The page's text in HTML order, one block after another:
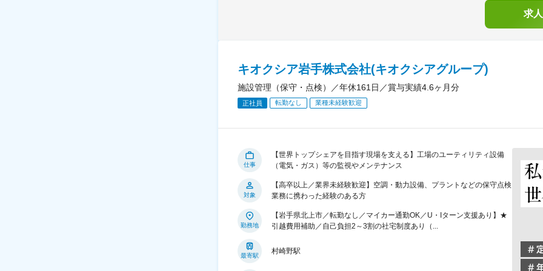
求
キオクシア岩手株式会社(キオクシアグループ)
施設管理（保守・点検）／年休161日／賞与実績4.6ヶ月分
正社員 転勤なし 業種未経験歓迎
仕事
【世界トップシェアを目指す現場を支える】工場のユーティリティ設備
（電気・ガス）等の監視やメンテナンス
対象
【高卒以上／業界未経験歓迎】空調・動力設備、プラントなどの保守点検
業務に携わった経験のある方
勤務地
【岩手県北上市／転勤なし／マイカー通勤OK／U・Iターン支援あり】★
引越費用補助／自己負担2～3割の社宅制度あり（...
最寄駅
村崎野駅